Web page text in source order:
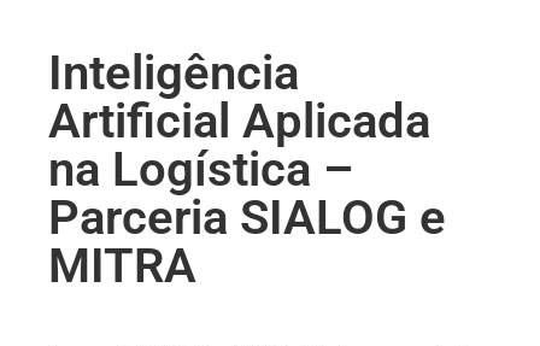
Inteligência
Artificial Aplicada
na Logística –
Parceria SIALOG e
MITRA